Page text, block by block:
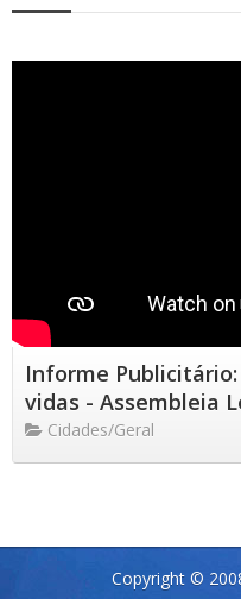
Informe
vidas - Assembleia
Cidades/Geral
Copyright ©